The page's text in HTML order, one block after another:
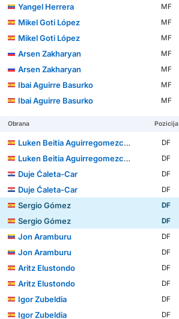
Yangel Herrera
MF
Mikel Goti López
MF
Mikel Goti López
MF
Arsen Zakharyan
MF
Arsen Zakharyan
MF
Ibai Aguirre Basurko
MF
Ibai Aguirre Basurko
MF
Obrana Pozicija
Luken Beitia Aguirregomezcorta DF
Luken Beitia Aguirregomezcorta
DF
Duje Ćaleta-Car
DF
Duje Ćaleta-Car
DF
Sergio Gómez
DF
Sergio Gómez
DF
Jon Aramburu
DF
Jon Aramburu
DF
Aritz Elustondo
DF
Aritz Elustondo
DF
Igor Zubeldia
DF
Igor Zubeldia
DF